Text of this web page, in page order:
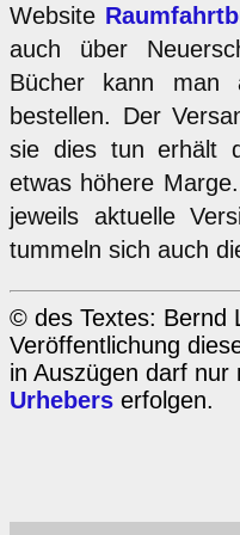
Website
auch über
Bücher kann man
bestellen. Der
sie dies tun erhält
etwas höhere
jeweils aktuelle
tummeln sich auch
© des Textes: Bernd
Veröffentlichung
in Auszügen darf
Urhebers erfolgen.